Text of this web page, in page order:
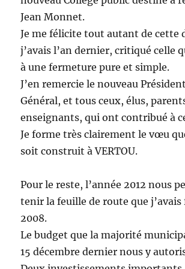
Jean Monnet.
Je me félicite tout autant de cette
j’avais l’an dernier, critiqué celle
à une fermeture pure et simple.
J’en remercie le nouveau
Général, et tous ceux, élus,
enseignants, qui ont contribué à
Je forme très clairement le vœu
soit construit à VERTOU.
Pour le reste, l’année 2012 nous
tenir la feuille de route que j’avais
2008.
Le budget que la majorité
15 décembre dernier nous y